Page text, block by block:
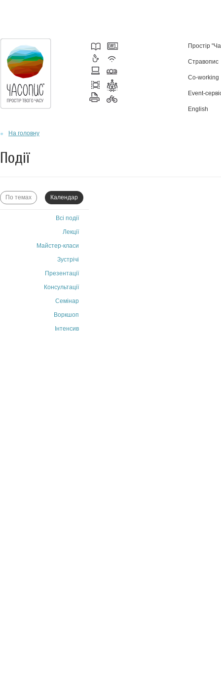
Простір
Стравопис
Co-working
Event-
English
На головну
Події
По темах Календар
Всі події
Лекції
Майстер-класи
Зустрічі
Презентації
Консультації
Семінар
Воркшоп
Інтенсив